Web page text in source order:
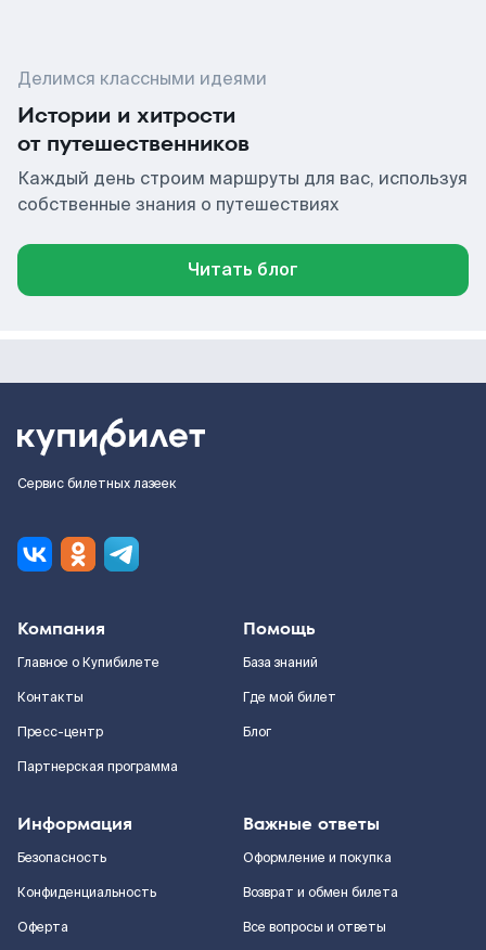
Делимся классными идеями
Истории и хитрости
от путешественников
Каждый день строим маршруты для вас, используя
собственные знания о путешествиях
Читать блог
Сервис билетных лазеек
Компания
Главное о Купибилете
Контакты
Пресс-центр
Партнерская программа
Помощь
База знаний
Где мой билет
Блог
Информация
Безопасность
Конфиденциальность
Оферта
Важные ответы
Оформление и покупка
Возврат и обмен билета
Все вопросы и ответы